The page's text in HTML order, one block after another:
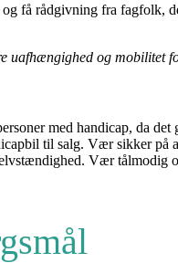
få rådgivning fra fagfolk,
uafhængighed og mobilitet
med handicap, da
til salg. Vær sikker på
Vær tålmodig